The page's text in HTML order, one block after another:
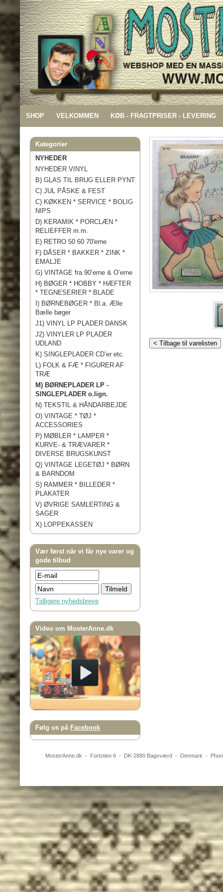
SHOP VELKOMMEN KØB - FRAGTPRISER - LEVERING
Kategorier
NYHEDER
NYHEDER VINYL
B) GLAS TIL BRUG ELLER PYNT
C) JUL PÅSKE & FEST
C) KØKKEN * SERVICE * BOLIG
NIPS
D) KERAMIK * PORCLÆN *
RELIEFFER m.m.
E) RETRO 50 60 70'erne
F) DÅSER * BAKKER * ZINK *
EMALJE
G) VINTAGE fra 90’erne & O’erne
H) BØGER * HOBBY * HÆFTER
* TEGNESERIER * BLADE
I) BØRNEBØGER * Bl.a. Ælle
Bælle bøger
J1) VINYL LP PLADER DANSK
J2) VINYLER LP PLADER
UDLAND
K) SINGLEPLADER CD’er etc.
L) FOLK & FÆ * FIGURER AF
TRÆ
M) BØRNEPLADER LP -
SINGLEPLADER o.lign.
N) TEKSTIL & HÅNDARBEJDE
O) VINTAGE * TØJ *
ACCESSORIES
P) MØBLER * LAMPER *
KURVE- & TRÆVARER *
DIVERSE BRUGSKUNST
Q) VINTAGE LEGETØJ * BØRN
& BARNDOM
S) RAMMER * BILLEDER *
PLAKATER
V) ØVRIGE SAMLERTING &
SAGER
X) LOPPEKASSEN
Vær først når vi får nye varer og
gode tilbud
Tidligere nyhedsbreve
Video om MosterAnne.dk
Følg os på Facebook
< Tilbage til varelisten
MosterAnne.dk - Fortstien 6- DK-2880 Bagsværd- Denmark -